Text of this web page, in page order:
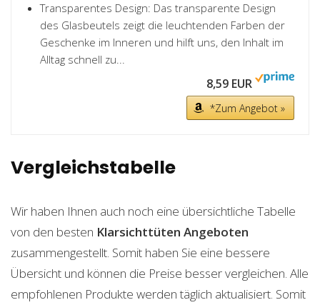
Transparentes Design: Das transparente Design
des Glasbeutels zeigt die leuchtenden Farben der
Geschenke im Inneren und hilft uns, den Inhalt im
Alltag schnell zu...
8,59 EUR
*Zum Angebot »
Vergleichstabelle
Wir haben Ihnen auch noch eine übersichtliche Tabelle
von den besten Klarsichttüten Angeboten
zusammengestellt. Somit haben Sie eine bessere
Übersicht und können die Preise besser vergleichen. Alle
empfohlenen Produkte werden täglich aktualisiert. Somit